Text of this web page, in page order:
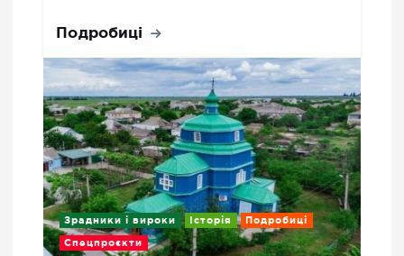
Подробиці
Зрадники і вироки Історія Подробиці
Спецпроєкти